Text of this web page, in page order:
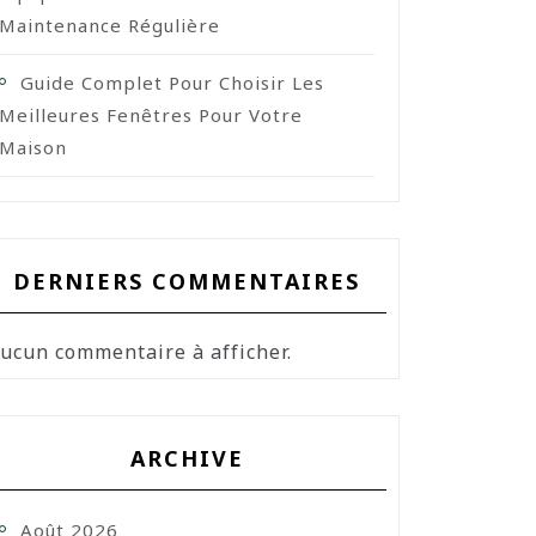
Maintenance Régulière
Guide Complet Pour Choisir Les
Meilleures Fenêtres Pour Votre
Maison
DERNIERS COMMENTAIRES
commentaire à afficher.
ARCHIVE
Août 2026